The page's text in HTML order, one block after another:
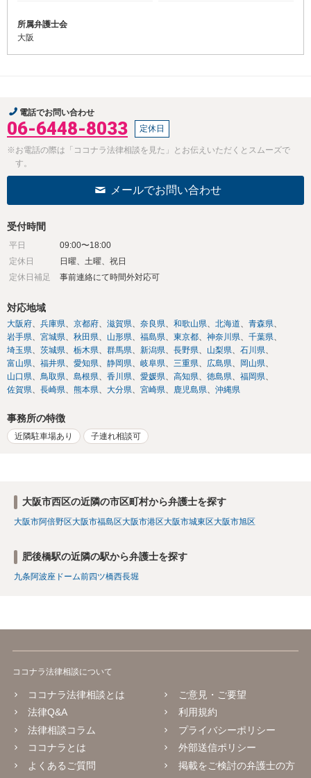
所属弁護士会
大阪
電話でお問い合わせ
06-6448-8033 定休日
※お電話の際は「ココナラ法律相談を見た」とお伝えいただくとスムーズで
す。
メールでお問い合わせ
受付時間
平日
09:00〜18:00
定休日
日曜、土曜、祝日
定休日補足
事前連絡にて時間外対応可
対応地域
大阪府 兵庫県 京都府 滋賀県 奈良県 和歌山県 北海道
青森県
岩手県
宮城県 秋田県 山形県 福島県 東京都 神奈川県
千葉県
埼玉県
茨城県 栃木県 群馬県 新潟県 長野県 山梨県
石川県
富山県
福井県 愛知県 静岡県 岐阜県 三重県 広島県
岡山県
山口県
鳥取県 島根県 香川県 愛媛県 高知県 徳島県
福岡県
佐賀県
長崎県 熊本県 大分県 宮崎県 鹿児島県 沖縄県
事務所の特徴
近隣駐車場あり 子連れ相談可
大阪市西区の近隣の市区町村から弁護士を探す
大阪市阿倍野区大阪市福島区大阪市港区大阪市城東区大阪市旭区
肥後橋駅の近隣の駅から弁護士を探す
九条阿波座 ドーム前四ツ橋西長堀
ココナラ法律相談について
ココナラ法律相談とは
法律Q&A
法律相談コラム
ココナラとは
よくあるご質問
ご意見・ご要望
利用規約
プライバシーポリシー
外部送信ポリシー
掲載をご検討の弁護士の方